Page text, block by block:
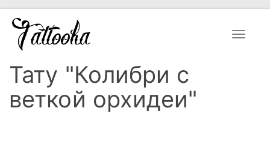
Toggle
Тату "Колибри с
веткой орхидеи"